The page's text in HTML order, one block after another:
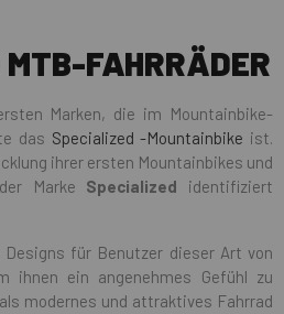
FAHRRÄDER
Marken, die im Mountainbike-
das Specialized -Mountainbike ist.
ihrer ersten Mountainbikes und
Marke Specialized identifiziert
für Benutzer dieser Art von
ihnen ein angenehmes Gefühl zu
modernes und attraktives Fahrrad